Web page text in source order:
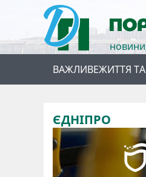
ВАЖЛИВЕЖИТТЯ
ЄДНІПРО